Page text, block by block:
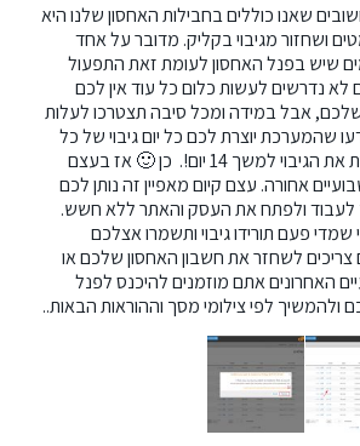
שאנו כוללים בחבילות האחסון שלנו היא
ושחזור מגיבוי בקליק. מדובר על אחד
שיש בפנל האחסון לעומת זאת התפעול
נדרשים לעשות כלום כל עוד אין לכם
אבל במידה ומכל סיבה תצטרכו לעלות
שהמערכת יוצרת לכם כל יום גיבוי של כל
חשבון האחסון ושומרת את הגיבוי למשך 14 יום!. כן 🙂 אז בעצם
אחורה. עצם קיום מאפיין זה נותן לכם
ולפתח את העסק והאתר ללא חשש.
פעם תורידו גיבוי ותשמרו אצלכם
לשחזר את חשבון האחסון שלכם או
האחרונים אתם מוזמניםלהיכנס לפנל
ולהמשיך לפי צילומי מסך וההוראות הבאות..